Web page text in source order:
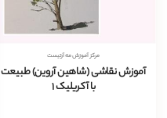
مرکز آموزش مه آرتیست
آموزش نقاشی (شاهین آروین) طبیعت
با آکریلیک 1